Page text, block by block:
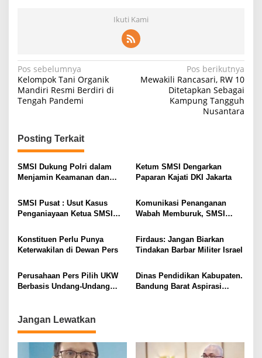
Ikuti Kami
N
a
v
g
a
s
p
o
s
Pos sebelumnya
Kelompok Tani Organik
Mandiri Resmi Berdiri di
Tengah Pandemi
Pos berikutnya
Mewakili Rancasari, RW 10
Ditetapkan Sebagai
Kampung Tangguh
Nusantara
Posting Terkait
SMSI Dukung Polri dalam
Menjamin Keamanan dan
Ketum SMSI Dengarkan
Paparan Kajati DKI Jakarta
SMSI Pusat : Usut Kasus
Penganiayaan Ketua SMSI
Komunikasi Penanganan
Wabah Memburuk, SMSI
Konstituen Perlu Punya
Keterwakilan di Dewan Pers
Firdaus: Jangan Biarkan
Tindakan Barbar Militer Israel
Perusahaan Pers Pilih UKW
Berbasis Undang-Undang
Dinas Pendidikan Kabupaten.
Bandung Barat Aspirasi
Jangan Lewatkan